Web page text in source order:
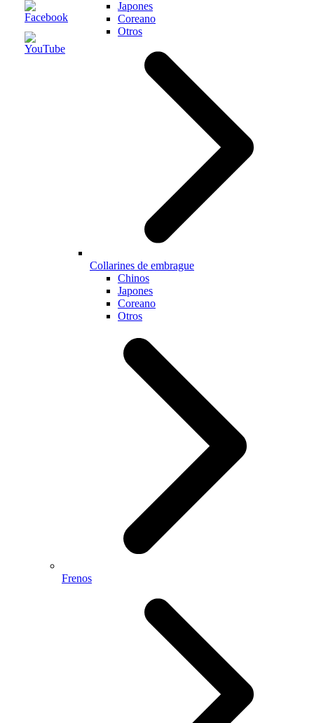
Japones
Coreano
Otros
Collarines de embrague
Chinos
Japones
Coreano
Otros
Frenos